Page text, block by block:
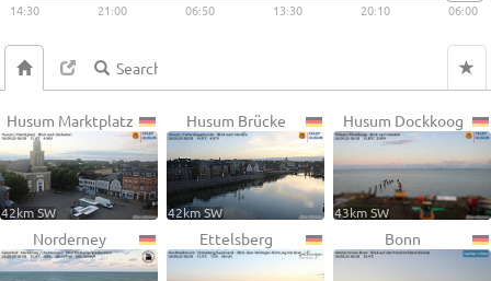
14:30 21:00 06:50 13:30 20:10 06:00
Husum Marktplatz
42km SW
Husum Brücke
42km SW
Husum Dockkoog
43km SW
Norderney Ettelsberg Bonn